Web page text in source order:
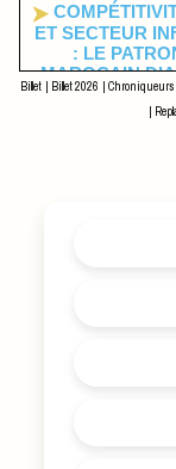
ET SECTEUR
: LE
MAROCAIN
AVEC
LES
Billet | Billet 2026 |
|